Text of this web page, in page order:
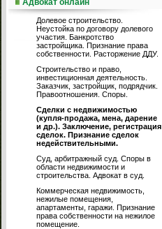
Адвокат онлайн
Долевое строительство.
Неустойка по договору долевого
участия. Банкротство
застройщика. Признание права
собственности. Расторжение ДДУ.
Строительство и право,
инвестиционная деятельность.
Заказчик, застройщик, подрядчик.
Правоотношения. Споры.
Сделки с недвижимостью
(купля-продажа, мена, дарение
и др.). Заключение, регистрация
сделок. Признание сделок
недействительными.
Суд, арбитражный суд. Споры в
области недвижимости и
строительства. Адвокат в суд.
Коммерческая недвижимость,
нежилые помещения,
апартаменты, гаражи. Признание
права собственности на нежилое
помещение.